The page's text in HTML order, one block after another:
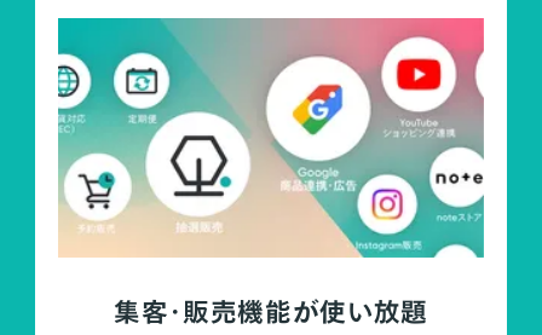
集客・販売機能が使い放題